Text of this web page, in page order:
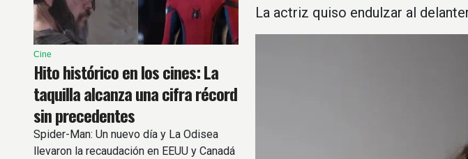
Cine
Hito histórico en los cines: La
taquilla alcanza una cifra récord
sin precedentes
Spider-Man: Un nuevo día y La Odisea
llevaron la recaudación en EEUU y Canadá
La actriz quiso endulzar al